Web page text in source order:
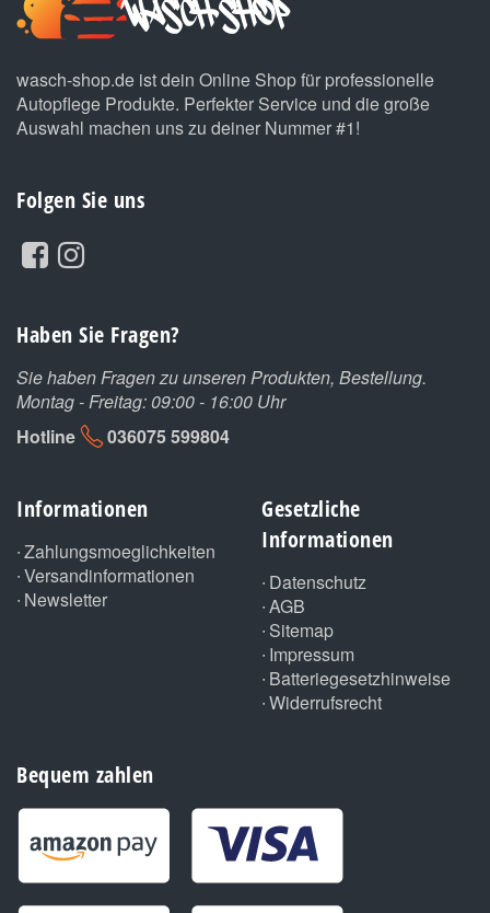
wasch-shop.de ist dein Online Shop für professionelle
Autopflege Produkte. Perfekter Service und die große
Auswahl machen uns zu deiner Nummer #1!
Folgen Sie uns
Haben Sie Fragen?
Sie haben Fragen zu unseren Produkten, Bestellung.
Montag - Freitag: 09:00 - 16:00 Uhr
Hotline
036075 599804
Informationen
Zahlungsmoeglichkeiten
Versandinformationen
Newsletter
Gesetzliche
Informationen
Datenschutz
AGB
Sitemap
Impressum
Batteriegesetzhinweise
Widerrufsrecht
Bequem zahlen